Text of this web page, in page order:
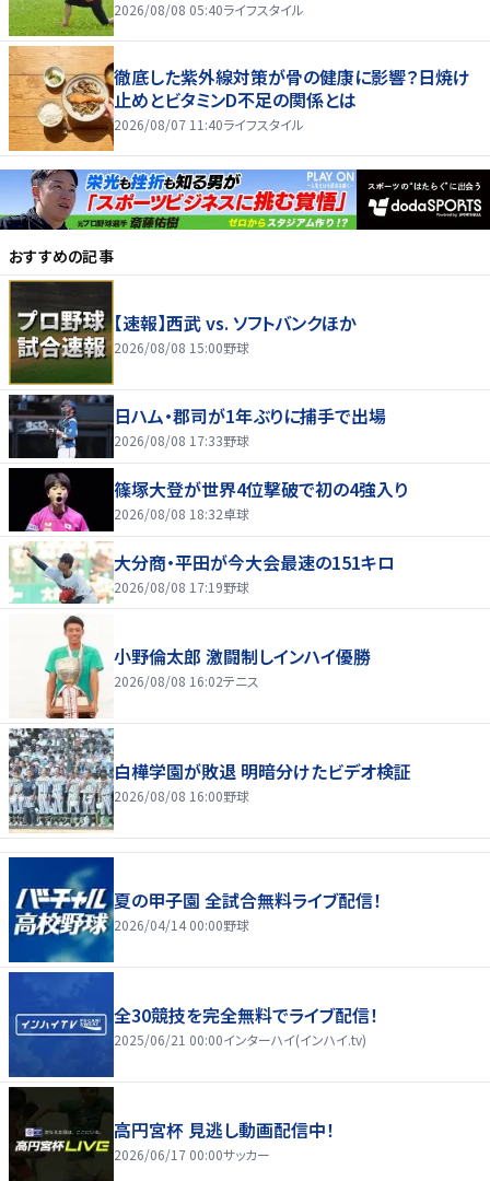
2026/08/08 05:40ライフスタイル
徹底した紫外線対策が骨の健康に影響？日焼け
止めとビタミンD不足の関係とは
2026/08/07 11:40ライフスタイル
おすすめの記事
【速報】西武 vs. ソフトバンクほか
2026/08/08 15:00野球
日ハム・郡司が1年ぶりに捕手で出場
2026/08/08 17:33野球
篠塚大登が世界4位撃破で初の4強入り
2026/08/08 18:32卓球
大分商・平田が今大会最速の151キロ
2026/08/08 17:19野球
小野倫太郎 激闘制しインハイ優勝
2026/08/08 16:02テニス
白樺学園が敗退 明暗分けたビデオ検証
2026/08/08 16:00野球
夏の甲子園 全試合無料ライブ配信！
2026/04/14 00:00野球
全30競技を完全無料でライブ配信！
2025/06/21 00:00インターハイ(インハイ.tv)
高円宮杯 見逃し動画配信中！
2026/06/17 00:00サッカー